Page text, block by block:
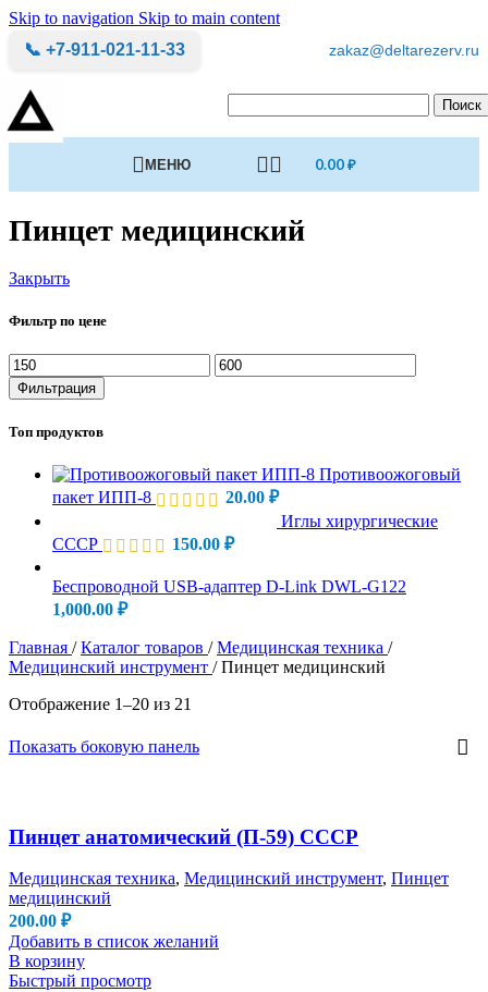
Skip to navigation Skip to main content
📞 +7-911-021-11-33
zakaz@deltarezerv.ru
Поиск
МЕНЮ 0.00₽
Пинцет медицинский
Закрыть
Фильтр по цене
Минимальная
цена
Максимальная
цена
Фильтрация
Топ продуктов
Противоожоговый
пакет ИПП-8
20.00 ₽
Иглы хирургические
СССР
150.00 ₽
Беспроводной USB-адаптер D-Link DWL-G122
1,000.00 ₽
Главная / Каталог товаров / Медицинская техника /
Медицинский инструмент / Пинцет медицинский
Отображение 1–20 из 21
Показать боковую панель
Пинцет анатомический (П-59) СССР
Медицинская техника, Медицинский инструмент, Пинцет
медицинский
200.00 ₽
Добавить в список желаний
В корзину
Быстрый просмотр